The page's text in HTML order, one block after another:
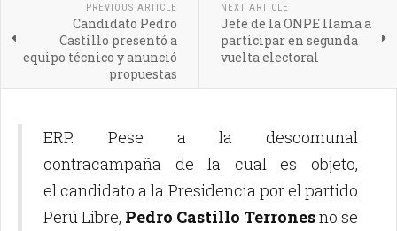
PREVIOUS ARTICLE
Candidato Pedro
Castillo presentó a
equipo técnico y anunció
propuestas
NEXT ARTICLE
Jefe de la ONPE llama a
participar en segunda
vuelta electoral
ERP. Pese a la descomunal
contracampaña de la cual es objeto,
el candidato a la Presidencia por el partido
Perú Libre, Pedro Castillo Terronesno se